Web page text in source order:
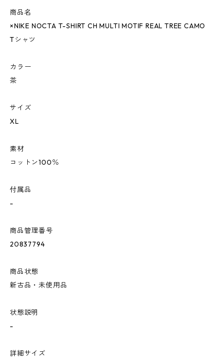
商品名
×NIKE NOCTA T-SHIRT CH MULTI MOTIF REAL TREE CAMO
Tシャツ
カラー
茶
サイズ
XL
素材
コットン100％
付属品
-
商品管理番号
20837794
商品状態
新古品・未使用品
状態説明
-
詳細サイズ